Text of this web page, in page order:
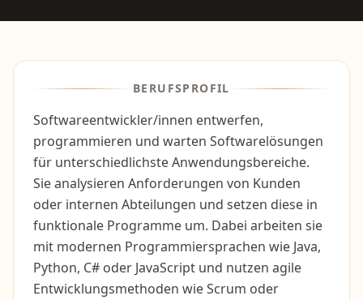
BERUFSPROFIL
Softwareentwickler/innen entwerfen,
programmieren und warten Softwarelösungen
für unterschiedlichste Anwendungsbereiche.
Sie analysieren Anforderungen von Kunden
oder internen Abteilungen und setzen diese in
funktionale Programme um. Dabei arbeiten sie
mit modernen Programmiersprachen wie Java,
Python, C# oder JavaScript und nutzen agile
Entwicklungsmethoden wie Scrum oder